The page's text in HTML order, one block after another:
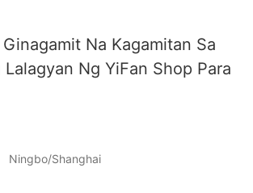
Na Kagamitan Sa
Ng YiFan Shop Para
Ningbo/Shanghai